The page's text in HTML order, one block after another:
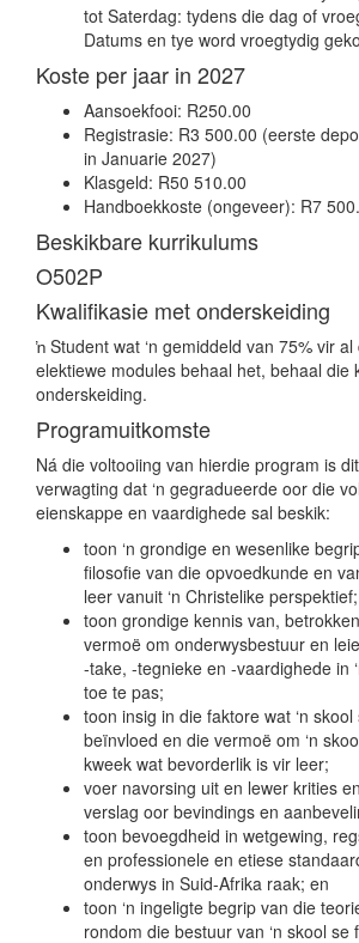
tot Saterdag: tydens die dag of
Datums en tye word vroegtydig
Koste per jaar in 2027
Aansoekfooi: R250.00
Registrasie: R3 500.00 (eerste
in Januarie 2027)
Klasgeld: R50 510.00
Handboekkoste (ongeveer): R7
Beskikbare kurrikulums
O502P
Kwalifikasie met onderskeiding
ŉ Student wat ‘n gemiddeld van 75% vir
elektiewe modules behaal het, behaal die
onderskeiding.
Programuitkomste
Ná die voltooiing van hierdie program is
verwagting dat ‘n gegradueerde oor die
eienskappe en vaardighede sal beskik:
toon ‘n grondige en wesenlike
filosofie van die opvoedkunde en
leer vanuit ‘n Christelike perspektief;
toon grondige kennis van,
vermoë om onderwysbestuur en
-take, -tegnieke en -vaardighede in
toe te pas;
toon insig in die faktore wat ‘n
beïnvloed en die vermoë om ‘n
kweek wat bevorderlik is vir leer;
voer navorsing uit en lewer krities
verslag oor bevindings en
toon bevoegdheid in wetgewing,
en professionele en etiese
onderwys in Suid-Afrika raak; en
toon ‘n ingeligte begrip van die
rondom die bestuur van ‘n skool se